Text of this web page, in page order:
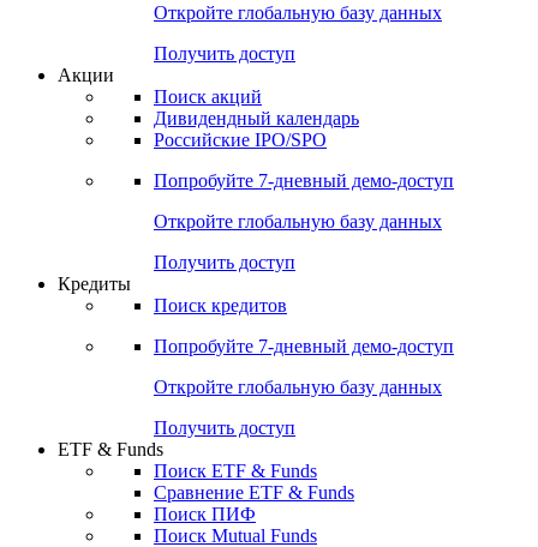
Откройте глобальную базу данных
Получить доступ
Акции
Поиск акций
Дивидендный календарь
Российские IPO/SPO
Попробуйте 7-дневный демо-доступ
Откройте глобальную базу данных
Получить доступ
Кредиты
Поиск кредитов
Попробуйте 7-дневный демо-доступ
Откройте глобальную базу данных
Получить доступ
ETF & Funds
Поиск ETF & Funds
Сравнение ETF & Funds
Поиск ПИФ
Поиск Mutual Funds